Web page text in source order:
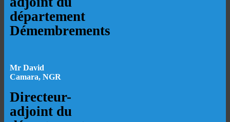
département
Démembrements
Mr David
Camara, NGR
Directeur-
adjoint du